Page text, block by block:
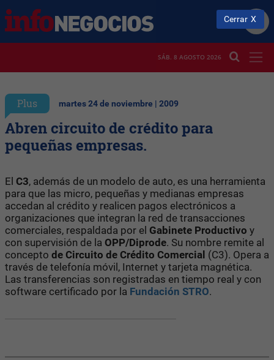
SÁB. 8 AGOSTO 2026
Plus martes 24 de noviembre | 2009
Abren circuito de crédito para
pequeñas empresas.
El C3, además de un modelo de auto, es una herramienta
para que las micro, pequeñas y medianas empresas
accedan al crédito y realicen pagos electrónicos a
organizaciones que integran la red de transacciones
comerciales, respaldada por el Gabinete Productivo y
con supervisión de la OPP/Diprode. Su nombre remite al
concepto de Circuito de Crédito Comercial (C3). Opera a
través de telefonía móvil, Internet y tarjeta magnética.
Las transferencias son registradas en tiempo real y con
software certificado por la Fundación STRO.
Cerrar